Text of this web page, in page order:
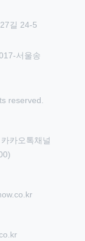
길 24-5
서울송
reserved.
카오톡채널